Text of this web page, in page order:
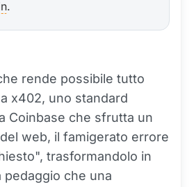
.
rende possibile tutto
x402, uno standard
Coinbase che sfrutta un
web, il famigerato errore
trasformandolo in
pedaggio che una